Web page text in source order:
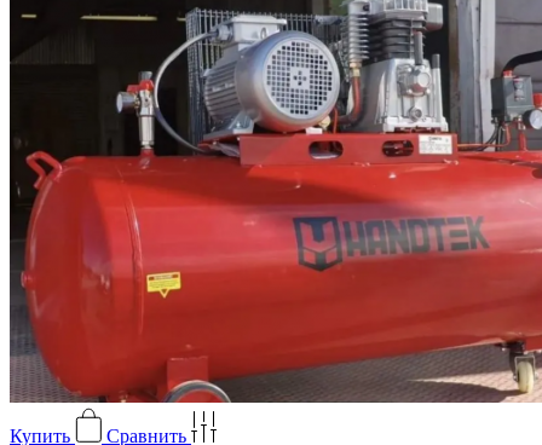
Купить
Сравнить